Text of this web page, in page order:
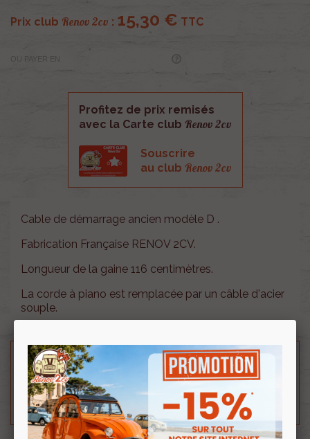
Prix club Renov 2cv : 15,30 € TTC
OU PAYER EN
Profitez de prix remisés
avec la Carte club Renov 2cv
Souscrire
au club Renov 2cv
Cable de démarrage ancien modèle D .
Fabrication Française RENOV 2CV.
Longueur de la gaine 116 centimètres.
La corde à piano est remplacée par un câble d'acier
souple.
Besoin d'un renseignement technique sur le produit
? N'hésitez pas à contacter notre service
technique au0254 277 154
ou par mail à
renov2cv.technique@gmail.com